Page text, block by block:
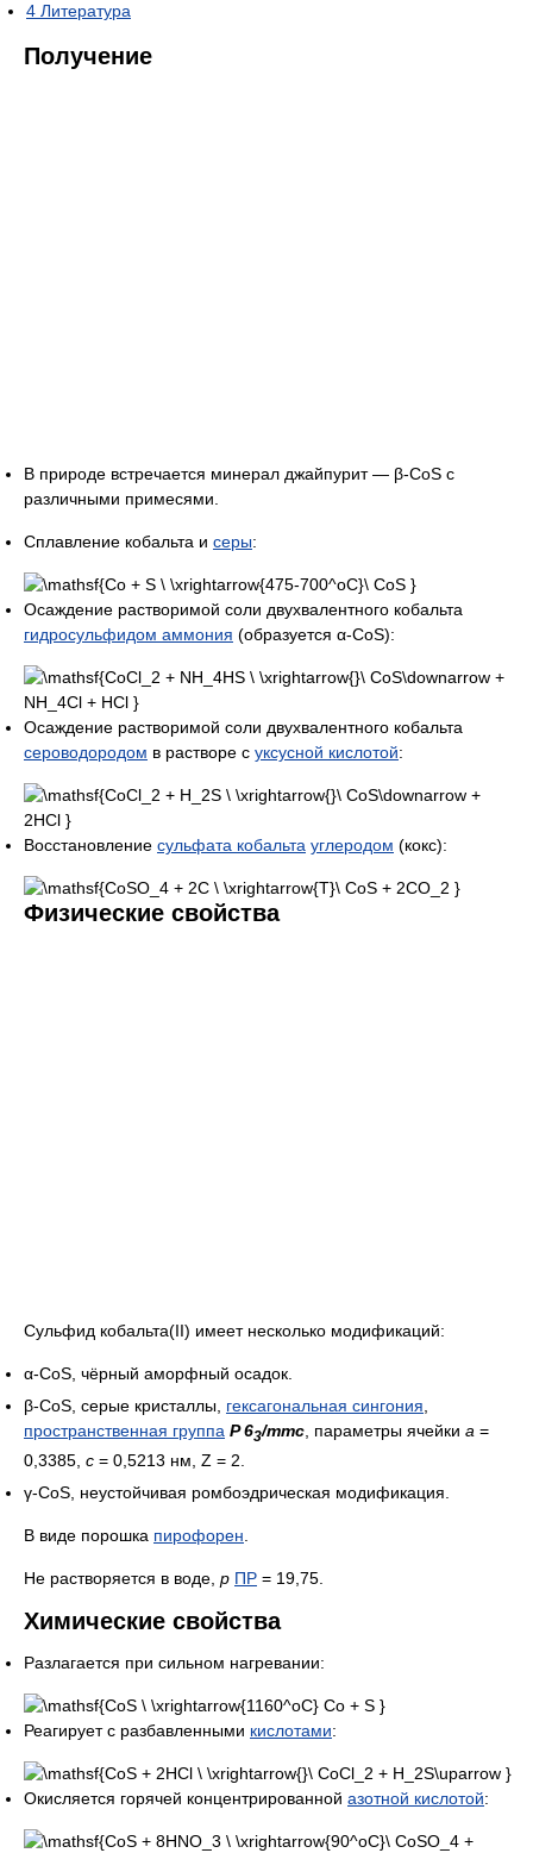
4 Литература
Получение
В природе встречается минерал джайпурит — β-CoS с
различными примесями.
Сплавление кобальта и серы:
Осаждение растворимой соли двухвалентного кобальта
гидросульфидом аммония (образуется α-CoS):
Осаждение растворимой соли двухвалентного кобальта
сероводородом в растворе с уксусной кислотой:
Восстановление сульфата кобальта углеродом (кокс):
Физические свойства
Сульфид кобальта(II) имеет несколько модификаций:
α-CoS, чёрный аморфный осадок.
β-CoS, серые кристаллы, гексагональная сингония
пространственная группа P 63/mmc , параметры ячейки a =
0,3385, c = 0,5213 нм, Z = 2.
γ-CoS, неустойчивая ромбоэдрическая модификация.
В виде порошка пирофорен
Не растворяется в воде, р ПР = 19,75.
Химические свойства
Разлагается при сильном нагревании:
Реагирует с разбавленными кислотами:
Окисляется горячей концентрированной азотной кислотой: